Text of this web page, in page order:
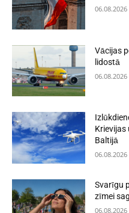
06.08.2026
Vācijas
lidostā
06.08.2026
Baltijā
06.08.2026
Svarīgu
zīmei
06.08.2026